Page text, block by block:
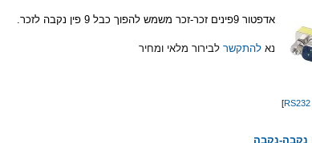
אדפטור 9פינים זכר-זכר משמש להפוך כבל 9 פין נקבה לזכר.
נא להתקשר לבירור מלאי ומחיר
]